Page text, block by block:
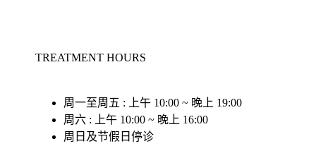
TREATMENT HOURS
周一至周五 : 上午 10:00 ~ 晚上 19:00
周六 : 上午 10:00 ~ 晚上 16:00
周日及节假日停诊